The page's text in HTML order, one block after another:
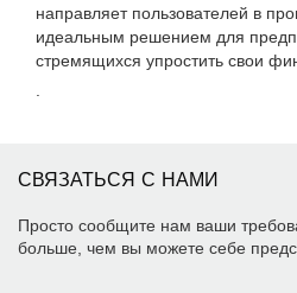
направляет пользователей в
идеальным решением для
стремящихся упростить свои
СВЯЗАТЬСЯ С НАМИ
Просто сообщите нам ваши
больше, чем вы можете себе